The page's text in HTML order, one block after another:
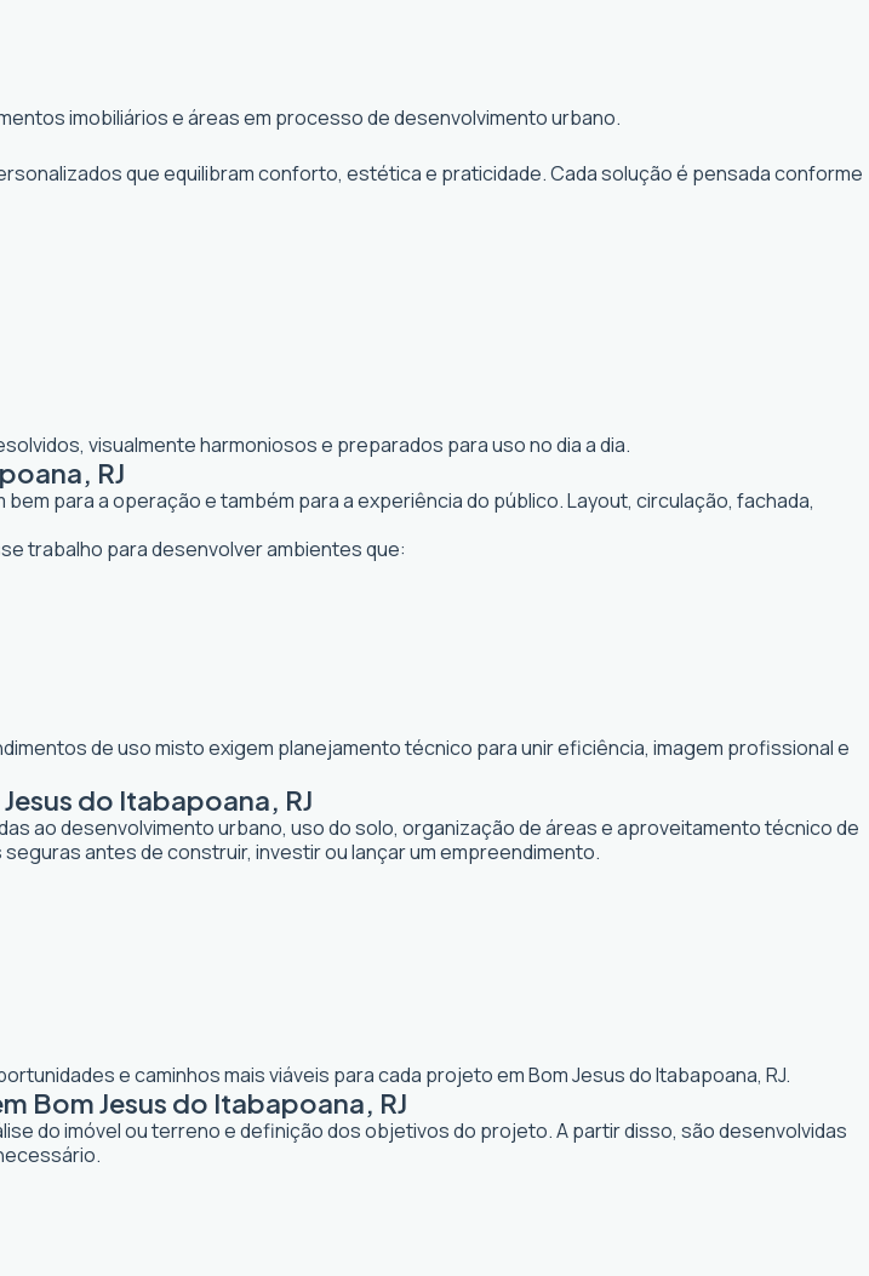
imobiliários e áreas em processo de desenvolvimento urbano.
que equilibram conforto, estética e praticidade. Cada solução é pensada conforme
visualmente harmoniosos e preparados para uso no dia a dia.
RJ
para a operação e também para a experiência do público. Layout, circulação, fachada,
trabalho para desenvolver ambientes que:
de uso misto exigem planejamento técnico para unir eficiência, imagem profissional e
do Itabapoana, RJ
ao desenvolvimento urbano, uso do solo, organização de áreas e aproveitamento técnico de
antes de construir, investir ou lançar um empreendimento.
e caminhos mais viáveis para cada projeto em Bom Jesus do Itabapoana, RJ.
Bom Jesus do Itabapoana, RJ
do imóvel ou terreno e definição dos objetivos do projeto. A partir disso, são desenvolvidas